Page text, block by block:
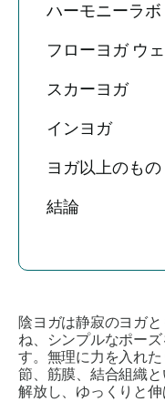
ハーモニーラボ
フローヨガ ウ
スカーヨガ
インヨガ
ヨガ以上のもの
結論
陰ヨガは静寂のヨガ
ね、シンプルなポー
す。無理に力を入れ
節、筋膜、結合組織と
解放し、ゆっくりと